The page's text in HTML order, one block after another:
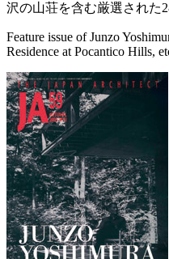
沢の山荘を含む厳選された
Feature issue of Junzo
Residence at Pocantico Hills,